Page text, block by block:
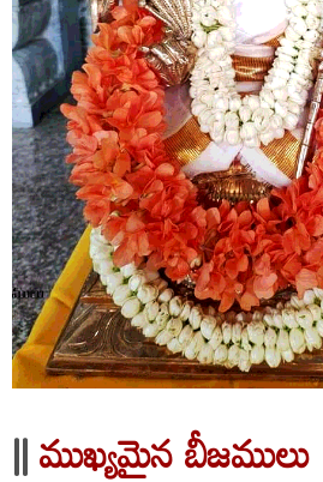
||ముఖ్యమైన బీజములు